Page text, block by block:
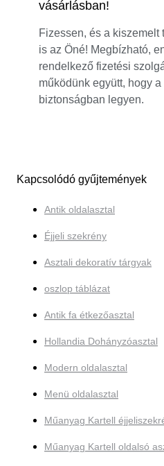
vásárlásban!
Fizessen, és a kiszemelt
is az Öné! Megbízható,
rendelkező fizetési
működünk együtt, hogy
biztonságban legyen.
Kapcsolódó gyűjtemények
Antik oldalasztal
Éjjeli szekrény
Asztali dekoratív tárgyak
oszlop táblázat
Antik fa étkezőasztal
Hollandia Dohányzóasztal
Modern oldalasztal
Menü oldalasztal
Műanyag Kartell
Műanyag Kartell oldalsó